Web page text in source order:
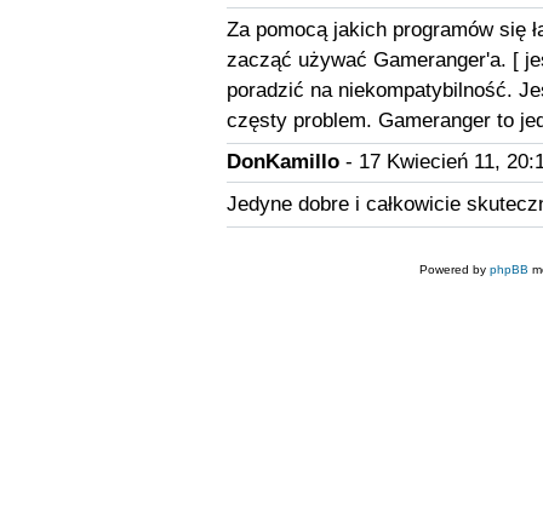
Za pomocą jakich programów się
zacząć używać Gameranger'a. [
poradzić na niekompatybilność.
częsty problem. Gameranger to
DonKamillo- 17 Kwiecień 11,
Jedyne dobre i całkowicie
Powered by phpBB